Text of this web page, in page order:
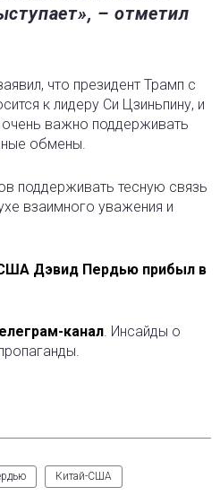
– отметил
что президент Трамп с
к лидеру Си Цзиньпину, и
очень важно поддерживать
обмены.
поддерживать тесную связь
взаимного уважения и
Дэвид Пердью прибыл в
канал. Инсайды о
Китай-США